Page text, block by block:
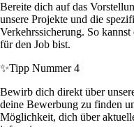
Bereite dich auf das
unsere Projekte und die
Verkehrssicherung. So
für den Job bist.
✨Tipp Nummer 4
Bewirb dich direkt über
deine Bewerbung zu finden
Möglichkeit, dich über